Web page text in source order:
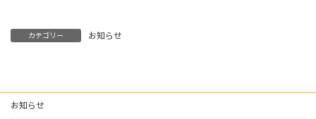
カテゴリー お知らせ
お知らせ